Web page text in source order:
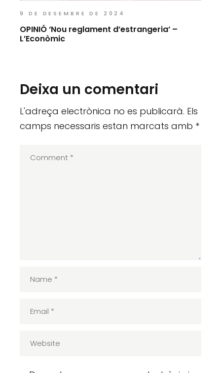
9 DE DESEMBRE DE 2024
OPINIÓ ‘Nou reglament d’estrangeria’ –
L’Econòmic
Deixa un comentari
L'adreça electrònica no es publicarà. Els
camps necessaris estan marcats amb *